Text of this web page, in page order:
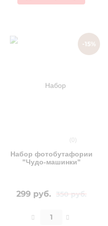
-15%
(0)
Набор фотобутафории
"Чудо-машинки"
299 руб. 350 руб.